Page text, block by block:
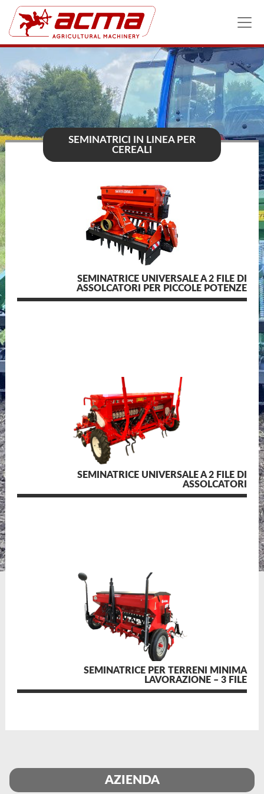
SEMINATRICI IN LINEA PER
CEREALI
SEMINATRICE UNIVERSALE A 2 FILE DI
ASSOLCATORI PER PICCOLE POTENZE
SEMINATRICE UNIVERSALE A 2 FILE DI
ASSOLCATORI
SEMINATRICE PER TERRENI MINIMA
LAVORAZIONE – 3 FILE
AZIENDA